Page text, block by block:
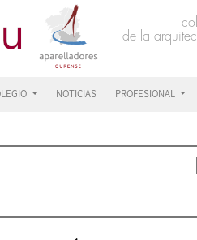
NOTICIAS PROFESIONAL